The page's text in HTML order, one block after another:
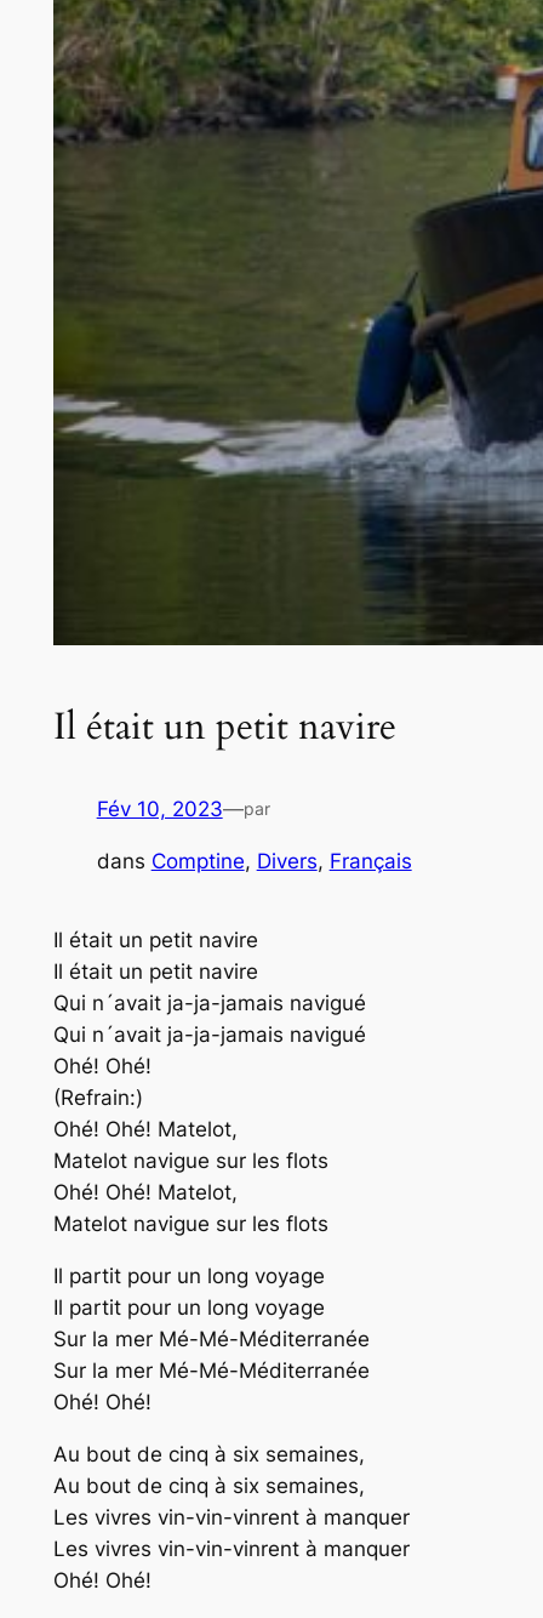
Il était un petit navire
Fév 10, 2023—par
dans Comptine, Divers, Français
Il était un petit navire
Il était un petit navire
Qui n´avait ja-ja-jamais navigué
Qui n´avait ja-ja-jamais navigué
Ohé! Ohé!
(Refrain:)
Ohé! Ohé! Matelot,
Matelot navigue sur les flots
Ohé! Ohé! Matelot,
Matelot navigue sur les flots
Il partit pour un long voyage
Il partit pour un long voyage
Sur la mer Mé-Mé-Méditerranée
Sur la mer Mé-Mé-Méditerranée
Ohé! Ohé!
Au bout de cinq à six semaines,
Au bout de cinq à six semaines,
Les vivres vin-vin-vinrent à manquer
Les vivres vin-vin-vinrent à manquer
Ohé! Ohé!